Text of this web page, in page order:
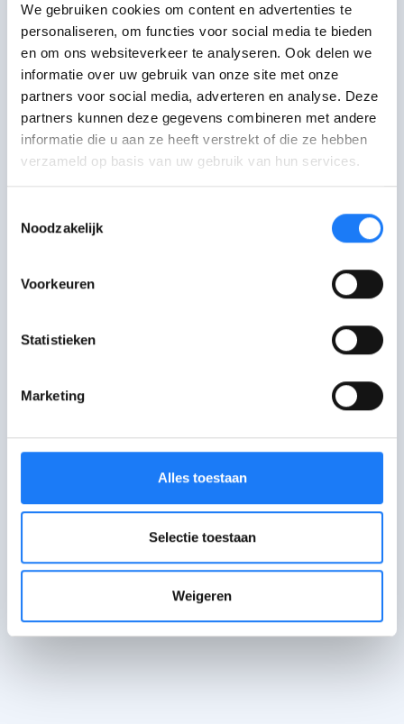
We gebruiken cookies om content en advertenties te
personaliseren, om functies voor social media te bieden
en om ons websiteverkeer te analyseren. Ook delen we
informatie over uw gebruik van onze site met onze
partners voor social media, adverteren en analyse. Deze
partners kunnen deze gegevens combineren met andere
informatie die u aan ze heeft verstrekt of die ze hebben
verzameld op basis van uw gebruik van hun services.
Noodzakelijk
Voorkeuren
Statistieken
Marketing
Alles toestaan
Selectie toestaan
Weigeren
Hoe ben ik als influencer in orde
voor de belastingen?
Andere infosites
Wikifin
Mijn eerste aangifte
Niet gevonden wat je
Stuur je vraag in